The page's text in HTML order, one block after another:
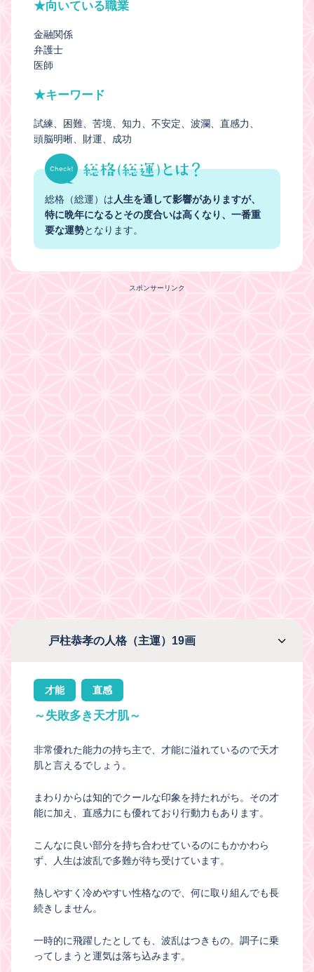
★向いている職業
金融関係
弁護士
医師
★キーワード
試練 困難 苦境 知力 不安定 波瀾
直感力
頭脳明晰
財運 成功
総格（総運）は人生を通して影響がありますが、
特に晩年になるとその度合いは高くなり、一番重
要な運勢となります。
スポンサーリンク
戸柱恭孝の人格（主運）19画
才能 直感
～失敗多き天才肌～
非常優れた能力の持ち主で、才能に溢れているので天才
肌と言えるでしょう。
まわりからは知的でクールな印象を持たれがち。その才
能に加え、直感力にも優れており行動力もあります。
こんなに良い部分を持ち合わせているのにもかかわら
ず、人生は波乱で多難が待ち受けています。
熱しやすく冷めやすい性格なので、何に取り組んでも長
続きしません。
一時的に飛躍したとしても、波乱はつきもの。調子に乗
ってしまうと運気は落ち込みます。